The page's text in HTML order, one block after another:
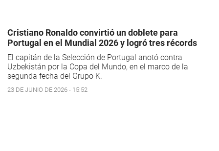
Cristiano Ronaldo convirtió un doblete para
Portugal en el Mundial 2026 y logró tres récords
El capitán de la Selección de Portugal anotó contra
Uzbekistán por la Copa del Mundo, en el marco de la
segunda fecha del Grupo K.
23 DE JUNIO DE 2026 - 15:52